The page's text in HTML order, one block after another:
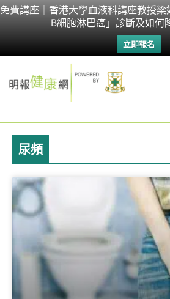
免費講座｜香港大學血液科講座教授
B細胞淋巴癌」診斷及如何
立即報名
Skip
尿頻
PagePagePage